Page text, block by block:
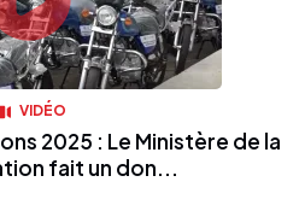
VIDÉO
2025 : Le Ministère de la
fait un don...